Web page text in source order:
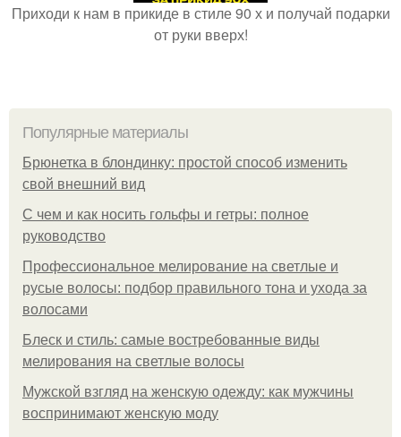
Приходи к нам в прикиде в стиле 90 х и получай подарки
от руки вверх!
Популярные материалы
Брюнетка в блондинку: простой способ изменить
свой внешний вид
С чем и как носить гольфы и гетры: полное
руководство
Профессиональное мелирование на светлые и
русые волосы: подбор правильного тона и ухода за
волосами
Блеск и стиль: самые востребованные виды
мелирования на светлые волосы
Мужской взгляд на женскую одежду: как мужчины
воспринимают женскую моду